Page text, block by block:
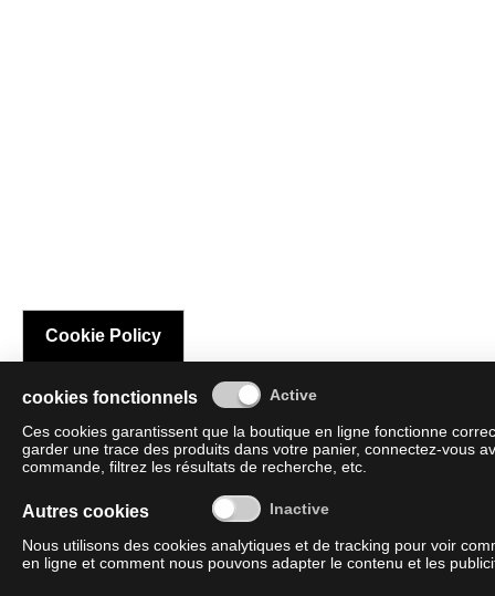
Cookie Policy
cookies fonctionnels
Ces cookies garantissent que la boutique en ligne fonctionne
garder une trace des produits dans votre panier, connectez-vous
commande, filtrez les résultats de recherche, etc.
Autres cookies
Nous utilisons des cookies analytiques et de tracking pour voir
en ligne et comment nous pouvons adapter le contenu et les